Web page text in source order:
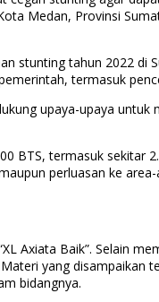
Medan, Provinsi
stunting tahun 2022 di
termasuk
upaya-upaya
BTS, termasuk sekitar
perluasan ke
Axiata Baik”. Selain
yang disampaikan
bidangnya.